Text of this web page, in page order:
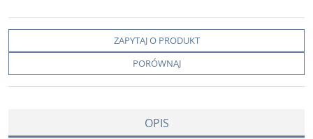
ZAPYTAJ O PRODUKT
PORÓWNAJ
OPIS